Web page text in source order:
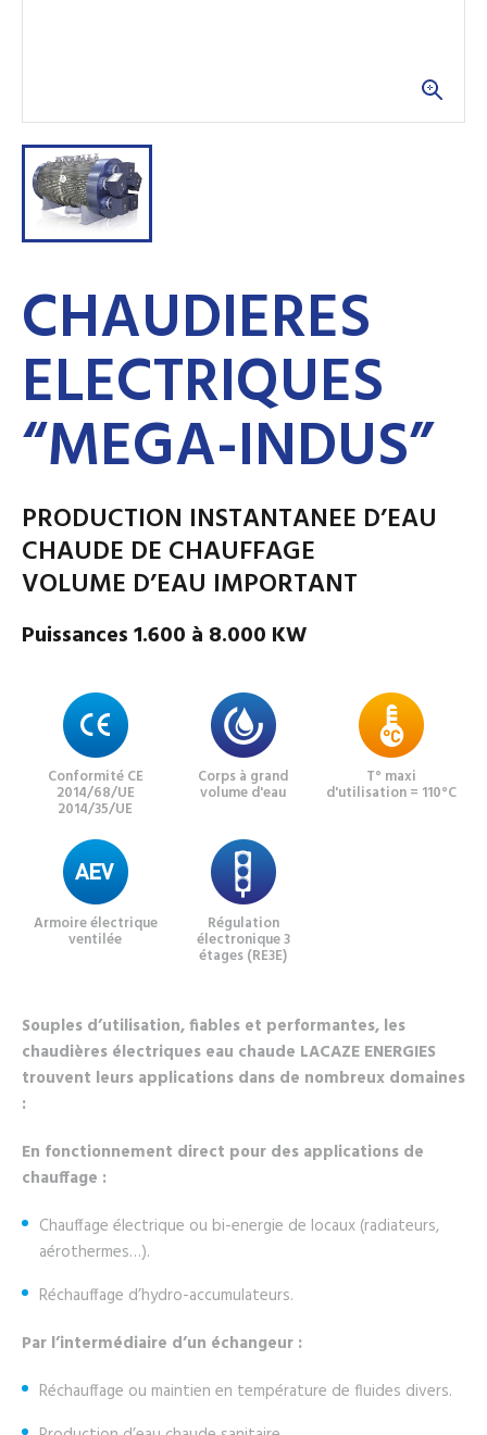
CHAUDIERES
ELECTRIQUES
“MEGA-INDUS”
PRODUCTION INSTANTANEE D’EAU
CHAUDE DE CHAUFFAGE
VOLUME D’EAU IMPORTANT
Puissances 1.600 à 8.000 KW
Conformité CE
2014/68/UE
2014/35/UE
Corps à grand
volume d'eau
T° maxi
d'utilisation = 110°C
Armoire électrique
ventilée
Régulation
électronique 3
étages (RE3E)
Souples d’utilisation, fiables et performantes, les
chaudières électriques eau chaude LACAZE ENERGIES
trouvent leurs applications dans de nombreux domaines
:
En fonctionnement direct pour des applications de
chauffage :
Chauffage électrique ou bi-energie de locaux (radiateurs,
aérothermes…).
Réchauffage d’hydro-accumulateurs.
Par l’intermédiaire d’un échangeur :
Réchauffage ou maintien en température de fluides divers.